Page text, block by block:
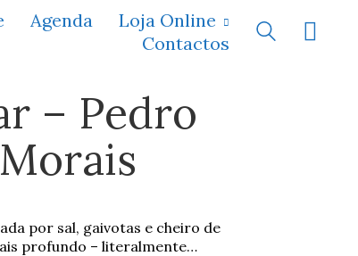
Agenda
Loja Online
Contactos
– Pedro
por sal, gaivotas e cheiro de
profundo – literalmente…